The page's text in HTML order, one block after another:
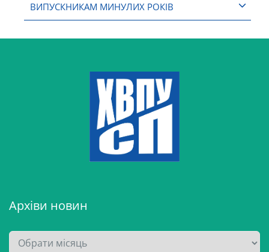
ВИПУСКНИКАМ МИНУЛИХ РОКІВ
Архіви новин
А